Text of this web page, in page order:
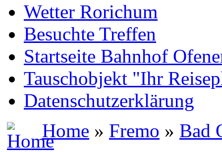
Wetter Rorichum
Besuchte Treffen
Startseite Bahnhof
Tauschobjekt "Ihr
Datenschutzerklärung
Home » Fremo » Bad